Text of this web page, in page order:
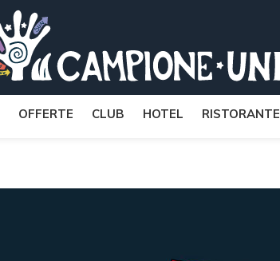
OFFERTE CLUB HOTEL RISTORANTE